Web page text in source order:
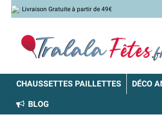
Livraison Gratuite à partir de 49€
CHAUSSETTES PAILLETTES DÉCO
BLOG